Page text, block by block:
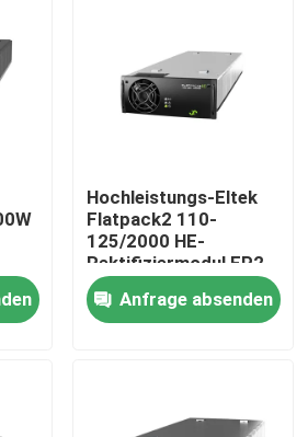
Hochleistungs-Eltek
Flatpack2 110-
125/2000 HE-
Rektifiziermodul FP2
110/2000 HE WOR
Teilnummer
241115.805
Anfrage absenden